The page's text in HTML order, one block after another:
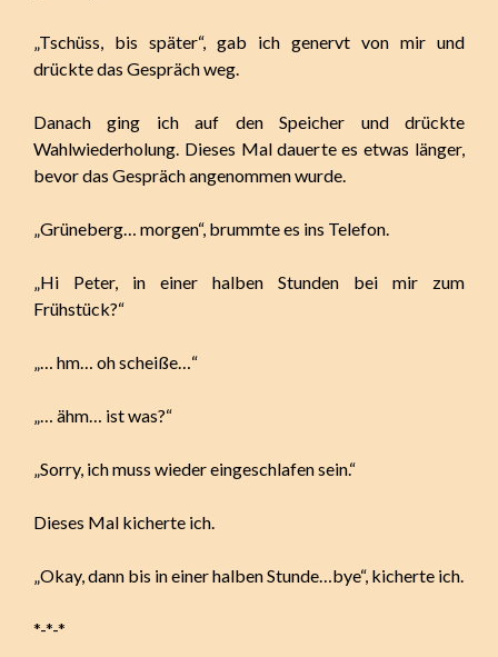
„Tschüss, bis später“, gab ich genervt von mir und
drückte das Gespräch weg.
Danach ging ich auf den Speicher und drückte
Wahlwiederholung. Dieses Mal dauerte es etwas länger,
bevor das Gespräch angenommen wurde.
„Grüneberg… morgen“, brummte es ins Telefon.
„Hi Peter, in einer halben Stunden bei mir zum
Frühstück?“
„… hm… oh scheiße…“
„… ähm… ist was?“
„Sorry, ich muss wieder eingeschlafen sein.“
Dieses Mal kicherte ich.
„Okay, dann bis in einer halben Stunde…bye“, kicherte ich.
*-*-*